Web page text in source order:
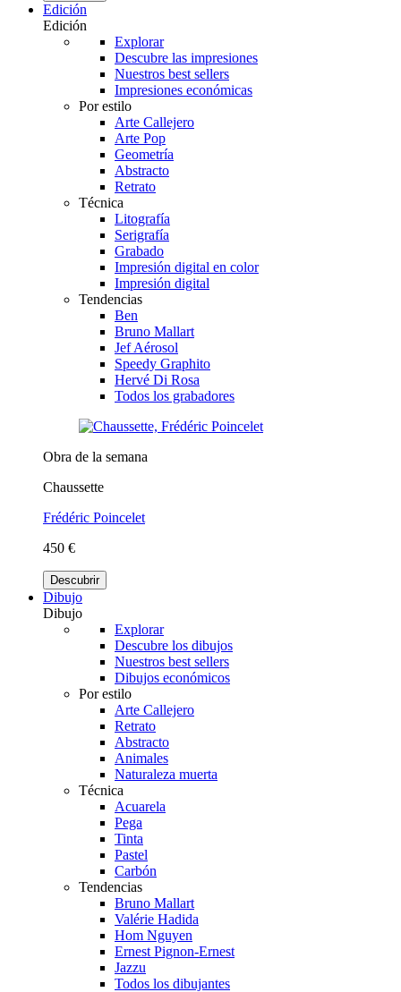
Edición
Edición
Explorar
Descubre las impresiones
Nuestros best sellers
Impresiones económicas
Por estilo
Arte Callejero
Arte Pop
Geometría
Abstracto
Retrato
Técnica
Litografía
Serigrafía
Grabado
Impresión digital en color
Impresión digital
Tendencias
Ben
Bruno Mallart
Jef Aérosol
Speedy Graphito
Hervé Di Rosa
Todos los grabadores
Obra de la semana
Chaussette
Frédéric Poincelet
450 €
Descubrir
Dibujo
Dibujo
Explorar
Descubre los dibujos
Nuestros best sellers
Dibujos económicos
Por estilo
Arte Callejero
Retrato
Abstracto
Animales
Naturaleza muerta
Técnica
Acuarela
Pega
Tinta
Pastel
Carbón
Tendencias
Bruno Mallart
Valérie Hadida
Hom Nguyen
Ernest Pignon-Ernest
Jazzu
Todos los dibujantes